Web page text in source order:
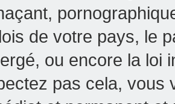
de votre pays, le
ou encore la loi
pas cela, vous